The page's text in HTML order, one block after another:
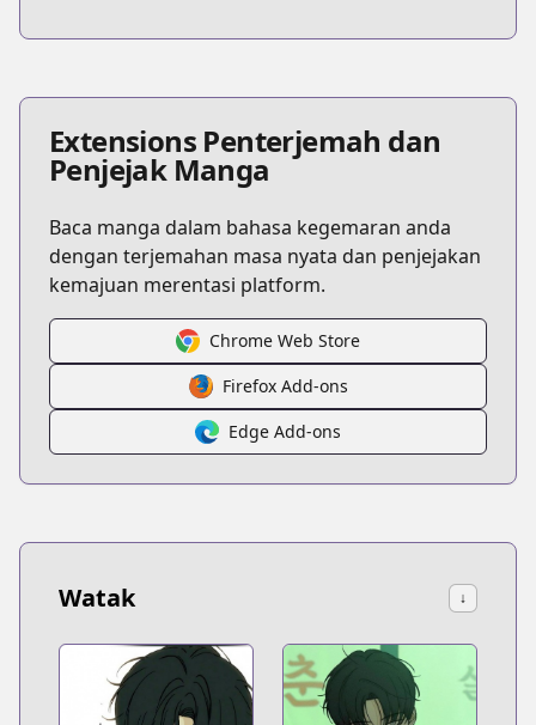
Extensions Penterjemah dan
Penjejak Manga
Baca manga dalam bahasa kegemaran anda
dengan terjemahan masa nyata dan penjejakan
kemajuan merentasi platform.
Chrome Web Store
Firefox Add-ons
Edge Add-ons
Watak ↓